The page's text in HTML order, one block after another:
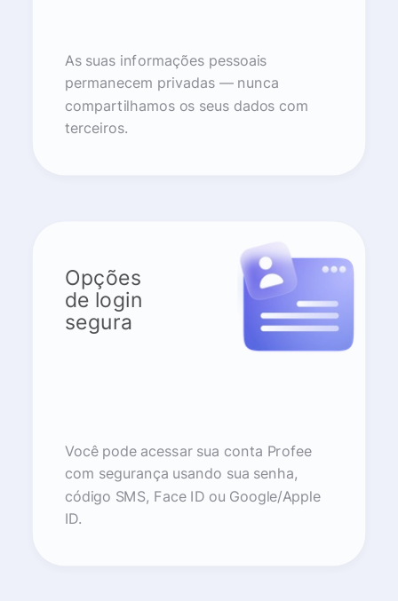
As suas informações pessoais
permanecem privadas — nunca
compartilhamos os seus dados com
terceiros.
Opções
de login
segura
Você pode acessar sua conta Profee
com segurança usando sua senha,
código SMS, Face ID ou Google/Apple
ID.